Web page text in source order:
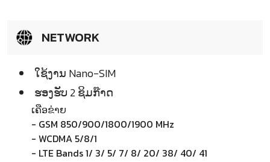
NETWORK
ໃຊ້ງານ Nano-SIM
ຮອງຮັບ 2 ຊິມກ໊າດ
ເຄືອຂ່າຍ
- GSM 850/900/1800/1900 MHz
- WCDMA 5/8/1
- LTE Bands 1/ 3/ 5/ 7/ 8/ 20/ 38/ 40/ 41